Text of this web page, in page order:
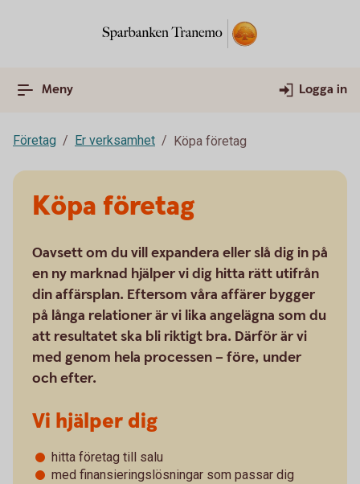
Meny Logga in
Företag Er verksamhet Köpa företag
Köpa företag
Oavsett om du vill expandera eller slå dig in på
en ny marknad hjälper vi dig hitta rätt utifrån
din affärsplan. Eftersom våra affärer bygger
på långa relationer är vi lika angelägna som du
att resultatet ska bli riktigt bra. Därför är vi
med genom hela processen – före, under
och efter.
Vi hjälper dig
hitta företag till salu
med finansieringslösningar som passar dig